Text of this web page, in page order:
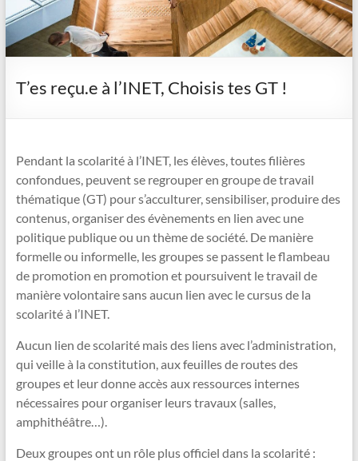
T’es reçu.e à l’INET, Choisis tes GT !
Pendant la scolarité à l’INET, les élèves, toutes filières
confondues, peuvent se regrouper en groupe de travail
thématique (GT) pour s’acculturer, sensibiliser, produire des
contenus, organiser des évènements en lien avec une
politique publique ou un thème de société. De manière
formelle ou informelle, les groupes se passent le flambeau
de promotion en promotion et poursuivent le travail de
manière volontaire sans aucun lien avec le cursus de la
scolarité à l’INET.
Aucun lien de scolarité mais des liens avec l’administration,
qui veille à la constitution, aux feuilles de routes des
groupes et leur donne accès aux ressources internes
nécessaires pour organiser leurs travaux (salles,
amphithéâtre…).
Deux groupes ont un rôle plus officiel dans la scolarité :